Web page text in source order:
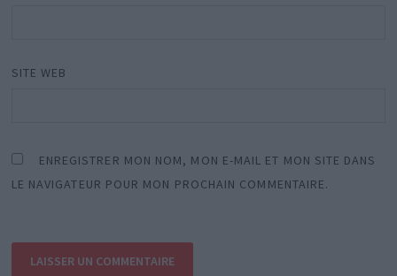
SITE WEB
ENREGISTRER MON NOM, MON E-MAIL ET MON SITE DANS
LE NAVIGATEUR POUR MON PROCHAIN COMMENTAIRE.